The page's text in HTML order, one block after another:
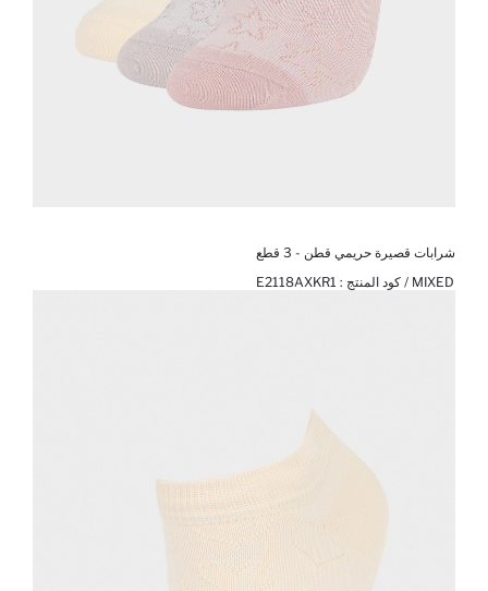
شرابات قصيرة حريمي قطن - 3 قطع
MIXED / كود المنتج :
E2118AXKR1